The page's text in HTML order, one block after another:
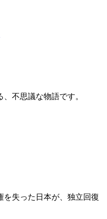
不思議な物語です。
を失った日本が、独立回復